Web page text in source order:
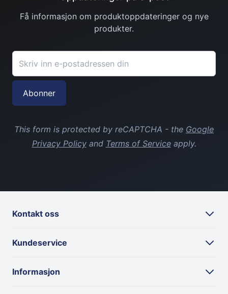
Granberg
Granberg Chemical protective gloves str. 11
Få informasjon om produktoppdateringer og nye
produkter.
E-postadresse
Abonner
This form is protected by reCAPTCHA - the Google
Privacy Policyand Terms of Serviceapply.
Kontakt oss
Kundeservice
Informasjon